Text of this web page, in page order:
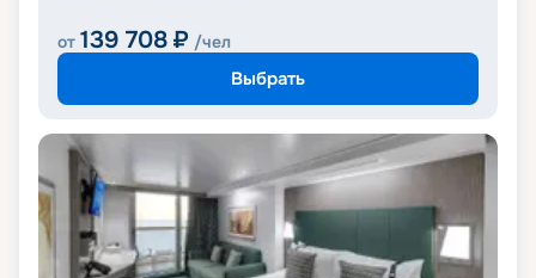
от 139 708 ₽ /чел
Выбрать